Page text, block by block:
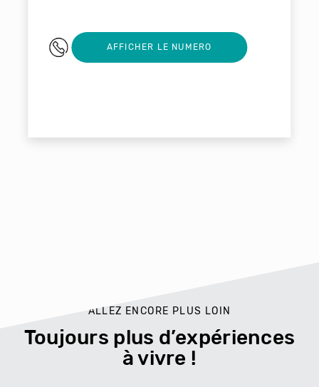
0647500682
AFFICHER LE NUMERO
ALLEZ ENCORE PLUS LOIN
Toujours plus d’expériences
à vivre !